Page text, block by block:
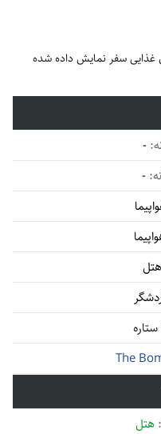
غذایی سفر نمایش داده شده
-
-
هتل
The
هتل